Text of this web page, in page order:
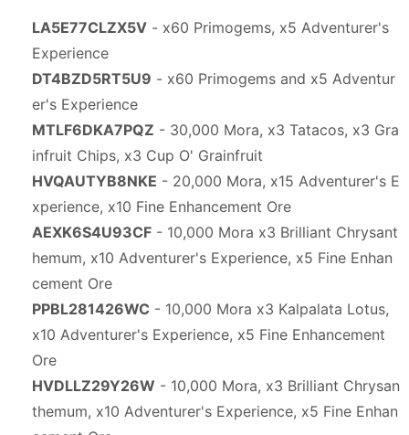
LA5E77CLZX5V - x60 Primogems, x5 Adventurer's
Experience
DT4BZD5RT5U9 - x60 Primogems and x5 Adventur
er's Experience
MTLF6DKA7PQZ - 30,000 Mora, x3 Tatacos, x3 Gra
infruit Chips, x3 Cup O' Grainfruit
HVQAUTYB8NKE - 20,000 Mora, x15 Adventurer's E
xperience, x10 Fine Enhancement Ore
AEXK6S4U93CF - 10,000 Mora x3 Brilliant Chrysant
hemum, x10 Adventurer's Experience, x5 Fine Enhan
cement Ore
PPBL281426WC - 10,000 Mora x3 Kalpalata Lotus,
x10 Adventurer's Experience, x5 Fine Enhancement
Ore
HVDLLZ29Y26W - 10,000 Mora, x3 Brilliant Chrysan
themum, x10 Adventurer's Experience, x5 Fine Enhan